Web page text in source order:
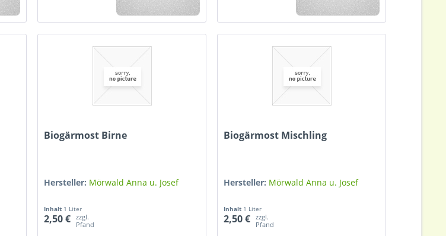
Biogärmost Birne
Hersteller: Mörwald Anna u. Josef
Inhalt 1 Liter
2,50 €
zzgl.
Pfand
Biogärmost Mischling
Hersteller: Mörwald Anna u. Josef
Inhalt 1 Liter
2,50 €
zzgl.
Pfand